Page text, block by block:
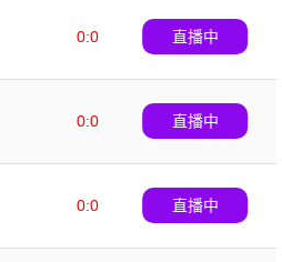
0:0
直播中
0:0
直播中
0:0
直播中